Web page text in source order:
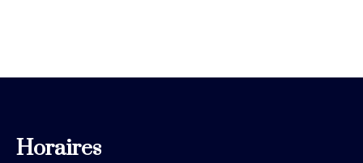
Horaires